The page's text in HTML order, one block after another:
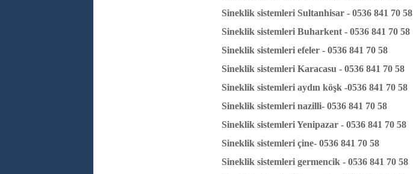
Sineklik sistemleri Sultanhisar - 0536 841 70 58
Sineklik sistemleri Buharkent - 0536 841 70 58
Sineklik sistemleri efeler - 0536 841 70 58
Sineklik sistemleri Karacasu - 0536 841 70 58
Sineklik sistemleri aydın köşk -0536 841 70 58
Sineklik sistemleri nazilli- 0536 841 70 58
Sineklik sistemleri Yenipazar - 0536 841 70 58
Sineklik sistemleri çine- 0536 841 70 58
Sineklik sistemleri germencik - 0536 841 70 58